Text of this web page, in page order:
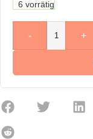
6 vorrätig
- +